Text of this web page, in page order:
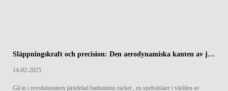
Släppningskraft och precision: Den aerodynamiska kanten av järndelade badmintonracketar
14-02-2025
Gå in i revolutionären järndelad badminton racket , en spelväxlare i världen av